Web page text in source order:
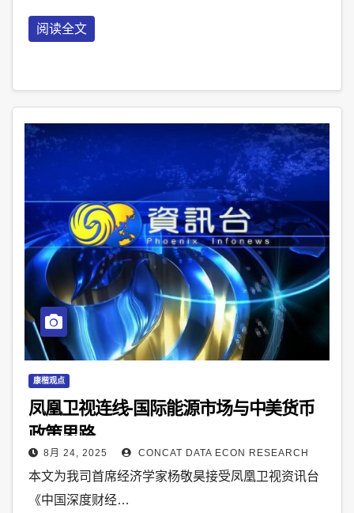
阅读全文
康楷观点
凤凰卫视连线-国际能源市场与中美货币
政策思路
8月 24, 2025 CONCAT DATA ECON RESEARCH
本文为我司首席经济学家杨敬昊接受凤凰卫视资讯台
《中国深度财经…